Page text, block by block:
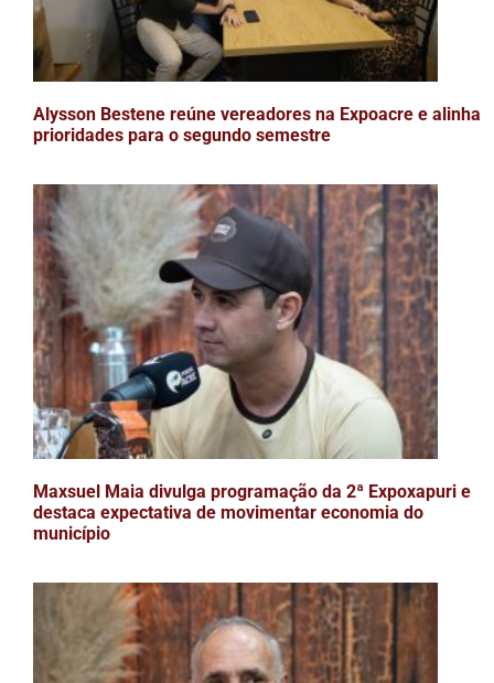
Alysson Bestene reúne vereadores na Expoacre e alinha
prioridades para o segundo semestre
Maxsuel Maia divulga programação da 2ª Expoxapuri e
destaca expectativa de movimentar economia do
município